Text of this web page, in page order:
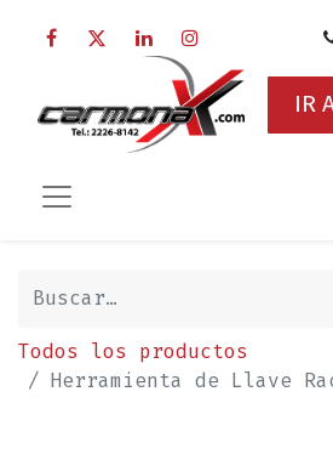
IR
Todos los productos
Herramienta de Llave